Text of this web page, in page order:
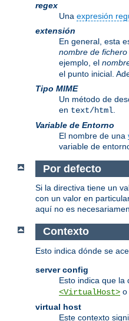
regex
Una expresión
extensión
En general, esta
nombre de fichero
ejemplo, el
el punto inicial.
Tipo MIME
Un método de
en text/html
Variable de Entorno
El nombre de una
variable de
Por defecto
Si la directiva tiene un
con un valor en
aquí no es
Contexto
Esto indica dónde se
server config
Esto indica que la
<VirtualHost> o
virtual host
Este contexto